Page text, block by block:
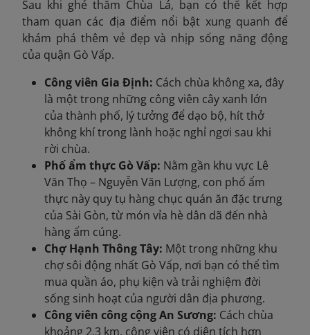
Sau khi ghé thăm Chùa Lá, bạn có thể kết hợp
tham quan các địa điểm nổi bật xung quanh để
khám phá thêm vẻ đẹp và nhịp sống năng động
của quận Gò Vấp.
Công viên Gia Định: Cách chùa không xa, đây
là một trong những công viên cây xanh lớn
của thành phố, lý tưởng để dạo bộ, hít thở
không khí trong lành hoặc nghỉ ngơi sau khi
rời chùa.
Phố ẩm thực Gò Vấp: Nằm gần khu vực Lê
Văn Thọ – Nguyễn Văn Lượng, con phố ẩm
thực này quy tụ hàng chục quán ăn đặc trưng
của Sài Gòn, từ món vỉa hè dân dã đến nhà
hàng ấm cúng.
Chợ Hạnh Thông Tây: Một trong những khu
chợ sôi động nhất Gò Vấp, nơi bạn có thể tìm
mua quần áo, phụ kiện và trải nghiệm đời
sống sinh hoạt của người dân địa phương.
Công viên công cộng An Sương: Cách chùa
khoảng 2,3 km, công viên có diện tích hơn